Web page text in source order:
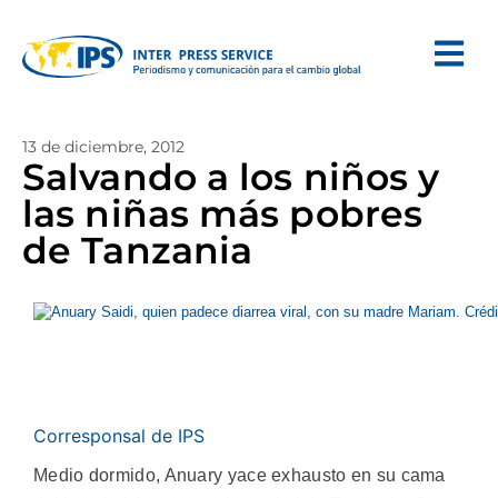
13 de diciembre, 2012
Salvando a los niños y
las niñas más pobres
de Tanzania
Corresponsal de IPS
Medio dormido, Anuary yace exhausto en su cama